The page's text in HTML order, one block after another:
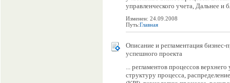
управленческого учета, Дальнее и
Изменен: 24.09.2008
Путь:Главная
Описание и регламентация бизнес-
успешного проекта
... регламентов процессов
структуру процесса,